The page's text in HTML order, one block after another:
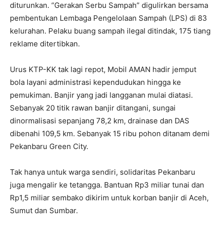
diturunkan. “Gerakan Serbu Sampah” digulirkan bersama
pembentukan Lembaga Pengelolaan Sampah (LPS) di 83
kelurahan. Pelaku buang sampah ilegal ditindak, 175 tiang
reklame ditertibkan.
Urus KTP-KK tak lagi repot, Mobil AMAN hadir jemput
bola layani administrasi kependudukan hingga ke
pemukiman. Banjir yang jadi langganan mulai diatasi.
Sebanyak 20 titik rawan banjir ditangani, sungai
dinormalisasi sepanjang 78,2 km, drainase dan DAS
dibenahi 109,5 km. Sebanyak 15 ribu pohon ditanam demi
Pekanbaru Green City.
Tak hanya untuk warga sendiri, solidaritas Pekanbaru
juga mengalir ke tetangga. Bantuan Rp3 miliar tunai dan
Rp1,5 miliar sembako dikirim untuk korban banjir di Aceh,
Sumut dan Sumbar.